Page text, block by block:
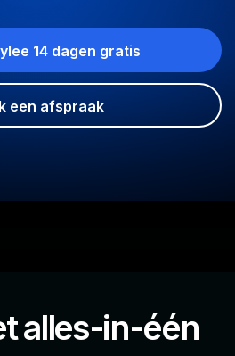
14 dagen gratis
een afspraak
alles-in-één